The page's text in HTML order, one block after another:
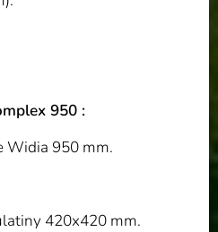
950 :
Widia 950 mm.
420x420 mm.